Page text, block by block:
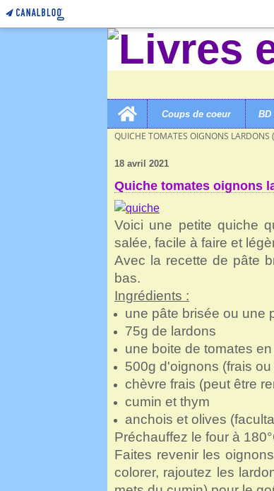
Home
Coups de coeur
BD
LIVRES ET AUTRES MERVEILLES! >
QUICHE TOMATES OIGNONS LARDONS
18 avril 2021
Quiche tomates oignons
Voici une petite quiche
salée, facile à faire et
Avec la recette de pâte
bas.
Ingrédients :
une pâte brisée ou une
75g de lardons
une boite de tomates
500g d'oignons (frais
chèvre frais (peut être
cumin et thym
anchois et olives
Préchauffez le four à
Faites revenir les
colorer, rajoutez les